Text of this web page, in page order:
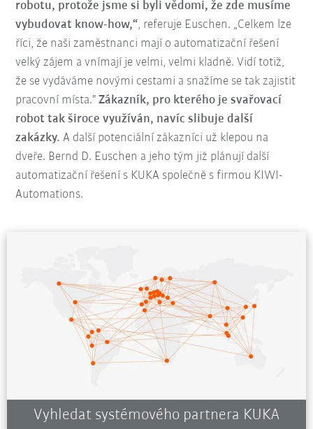
robotu, protože jsme si byli vědomi, že zde musíme
vybudovat know-how,“, referuje Euschen. „Celkem lze
říci, že naši zaměstnanci mají o automatizační řešení
velký zájem a vnímají je velmi, velmi kladně. Vidí totiž,
že se vydáváme novými cestami a snažíme se tak zajistit
pracovní místa."Zákazník, pro kterého je svařovací
robot tak široce využíván, navíc slibuje další
zakázky.A další potenciální zákazníci už klepou na
dveře. Bernd D. Euschen a jeho tým již plánují další
automatizační řešení s KUKA společně s firmou KIWI-
Automations.
Vyhledat systémového partnera KUKA